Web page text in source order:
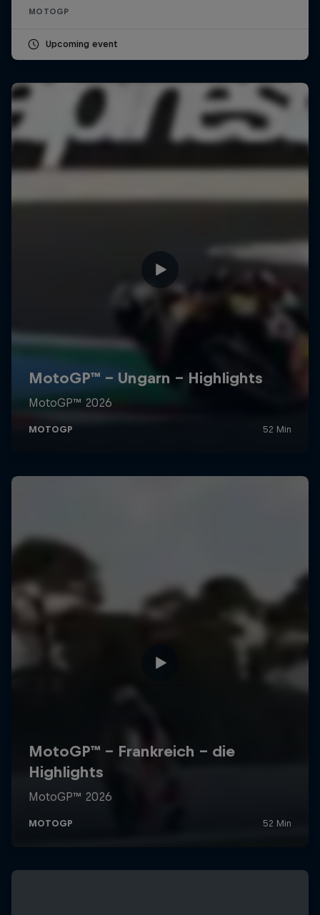
MOTOGP
Upcoming event